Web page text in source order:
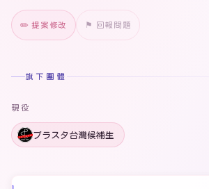
✏️ 提案修改 ⚑ 回報問題
旗下團體
現役
プラスタ台灣候補生